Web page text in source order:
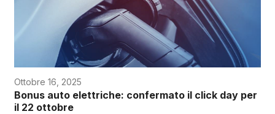
Ottobre 16, 2025
Bonus auto elettriche: confermato il click day per
il 22 ottobre